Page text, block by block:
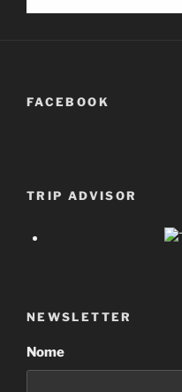
FACEBOOK
TRIP ADVISOR
NEWSLETTER
Nome